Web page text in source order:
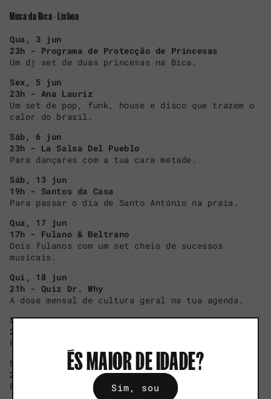
Musa da Bica - Lisboa
Qua, 3 jun
23h - Programa de Protecção de Princesas
Um dj set de duas princesas na Bica.
Sex, 5 jun
23h - Ana Lauriz
Um set de pop, funk, house e disco que trazem o
calor do brasil.
Sáb, 6 jun
23h - La Salsa Del Pueblo
Para dançares com a tua cara metade.
Sáb, 13 jun
19h - Santos da Casa
Para passar o dia de Santo António na praia.
Qua, 17 jun
17h - Fulano & Beltrano
Dois fulanos com um set cheio de sucessos
musicais.
Qui, 18 jun
21h - Quiz Dr. Why
A dose mensal de cultura geral na tua agenda.
Sex, 19 jun
23h - J Alien
Prometemos que é de outro mundo.
Sáb, 20 jun
23h - Lya Guerrero
Para aquecer com o calor latino.
ÉS MAIOR DE IDADE?
Sim, sou